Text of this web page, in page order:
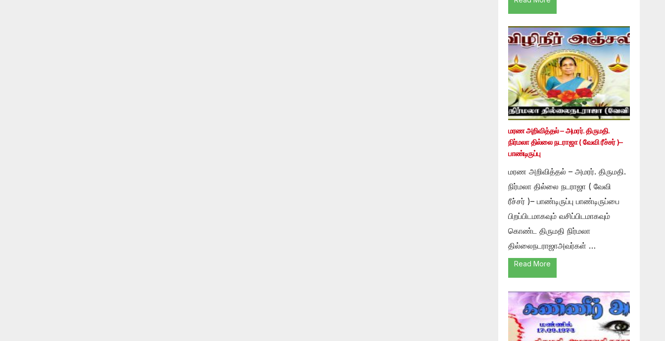
மரண அறிவித்தல் – அமரர். திருமதி.
நிர்மலா தில்லை நடராஜா ( வேவி ரீச்சர் )–
பாண்டிருப்பு
மரண அறிவித்தல் – அமரர். திருமதி.
நிர்மலா தில்லை நடராஜா ( வேவி
ரீச்சர் )– பாண்டிருப்பு பாண்டிருப்பை
பிறப்பிடமாகவும் வசிப்பிடமாகவும்
கொண்ட திருமதி நிர்மலா
தில்லைநடராஜாஅவர்கள் …
Read More